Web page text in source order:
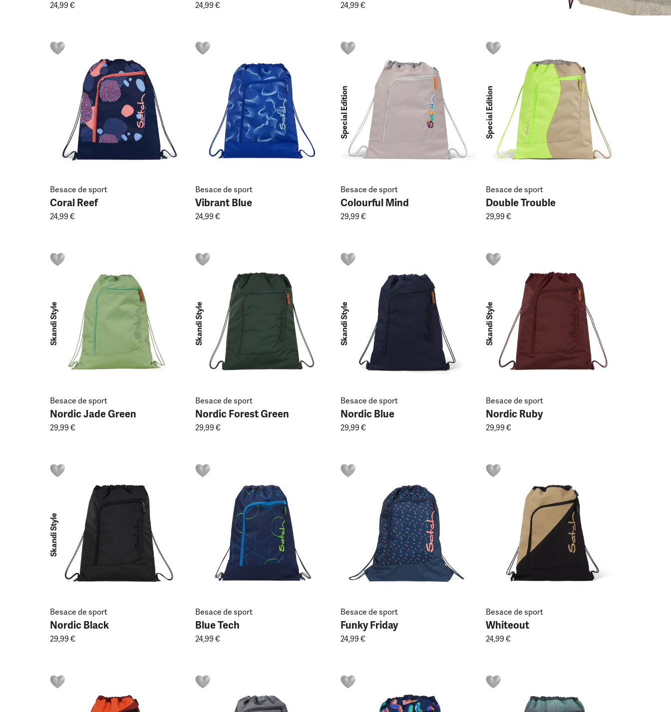
24,99 € 24,99 € 24,99 €
Besace de sport
Coral Reef
24,99 €
Besace de sport
Vibrant Blue
24,99 €
Special Edition
Besace de sport
Colourful Mind
29,99 €
Special Edition
Besace de sport
Double Trouble
29,99 €
Skandi Style
Besace de sport
Nordic Jade Green
29,99 €
Skandi Style
Besace de sport
Nordic Forest Green
29,99 €
Skandi Style
Besace de sport
Nordic Blue
29,99 €
Skandi Style
Besace de sport
Nordic Ruby
29,99 €
Skandi Style
Besace de sport
Nordic Black
29,99 €
Besace de sport
Blue Tech
24,99 €
Besace de sport
Funky Friday
24,99 €
Besace de sport
Whiteout
24,99 €